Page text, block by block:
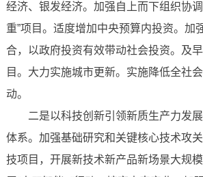
经济、银发经济。加强自上而下组织协
重”项目。适度增加中央预算内投资。加
合，以政府投资有效带动社会投资。及
目。大力实施城市更新。实施降低全社
动。
二是以科技创新引领新质生产力发展
体系。加强基础研究和关键核心技术攻
技项目，开展新技术新产品新场景大规